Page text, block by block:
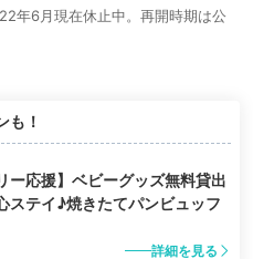
年6月現在休止中。再開時期は公
も！
ー応援】ベビーグッズ無料貸出
ステイ♪焼きたてパンビュッフ
詳細を見る